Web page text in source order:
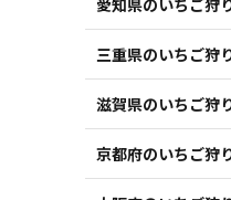
愛知県のいちご狩
三重県のいちご狩
滋賀県のいちご狩
京都府のいちご狩